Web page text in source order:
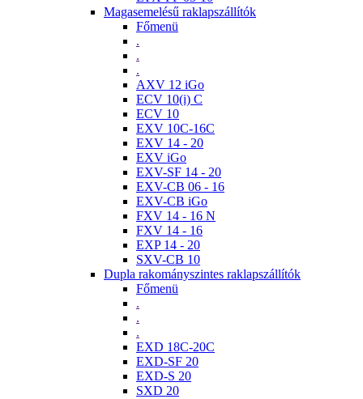
Magasemelésű raklapszállítók
Főmenü
.
.
.
AXV 12 iGo
ECV 10(i) C
ECV 10
EXV 10C-16C
EXV 14 - 20
EXV iGo
EXV-SF 14 - 20
EXV-CB 06 - 16
EXV-CB iGo
FXV 14 - 16 N
FXV 14 - 16
EXP 14 - 20
SXV-CB 10
Dupla rakományszintes raklapszállítók
Főmenü
.
.
.
EXD 18C-20C
EXD-SF 20
EXD-S 20
SXD 20